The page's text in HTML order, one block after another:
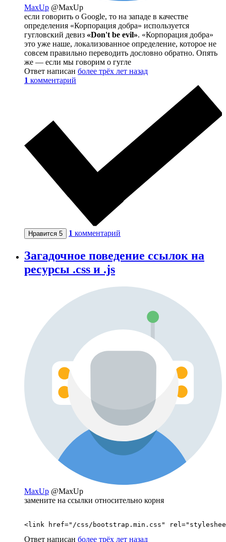
MaxUp @MaxUp
если говорить о Google, то на западе в качестве
определения «Корпорация добра» используется
гугловский девиз «Don't be evil». «Корпорация добра»
это уже наше, локализованное определение, которое не
совсем правильно переводить дословно обратно. Опять
же — если мы говорим о гугле
Ответ написан более трёх лет назад
1 комментарий
Нравится 5 1 комментарий
Загадочное поведение ссылок на
ресурсы .css и .js
MaxUp @MaxUp
замените на ссылки относительно корня
Ответ написан более трёх лет назад